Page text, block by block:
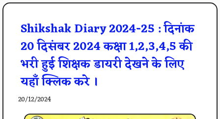
Shikshak Diary 2024-25 : दिनांक
20 दिसंबर 2024 कक्षा 1,2,3,4,5 की
भरी हुई शिक्षक डायरी देखने के लिए
यहाँ क्लिक करे ।
20/12/2024